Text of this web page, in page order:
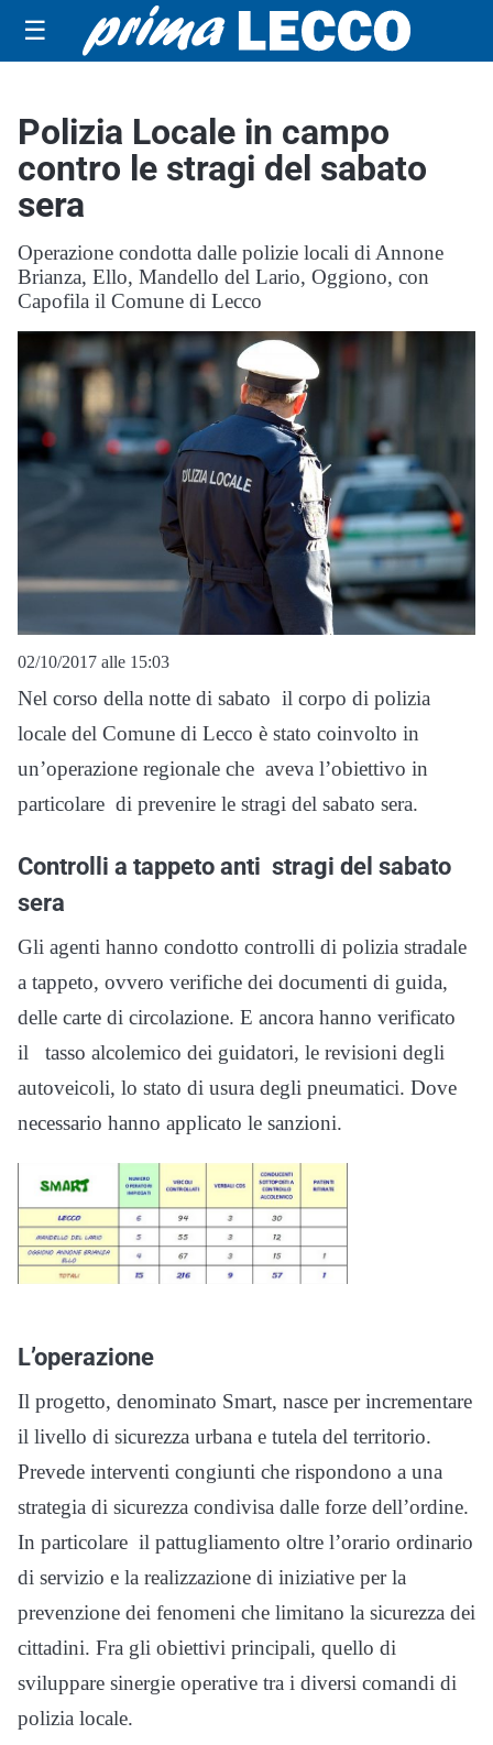
☰
Polizia Locale in campo
contro le stragi del sabato
sera
Operazione condotta dalle polizie locali di Annone
Brianza, Ello, Mandello del Lario, Oggiono, con
Capofila il Comune di Lecco
02/10/2017 alle 15:03
Nel corso della notte di sabato il corpo di polizia
locale del Comune di Lecco è stato coinvolto in
un’operazione regionale che aveva l’obiettivo in
particolare di prevenire le stragi del sabato sera.
Controlli a tappeto anti stragi del sabato
sera
Gli agenti hanno condotto controlli di polizia stradale
a tappeto, ovvero verifiche dei documenti di guida,
delle carte di circolazione. E ancora hanno verificato
il tasso alcolemico dei guidatori, le revisioni degli
autoveicoli, lo stato di usura degli pneumatici. Dove
necessario hanno applicato le sanzioni.
L’operazione
Il progetto, denominato Smart, nasce per incrementare
il livello di sicurezza urbana e tutela del territorio.
Prevede interventi congiunti che rispondono a una
strategia di sicurezza condivisa dalle forze dell’ordine.
In particolare il pattugliamento oltre l’orario ordinario
di servizio e la realizzazione di iniziative per la
prevenzione dei fenomeni che limitano la sicurezza dei
cittadini. Fra gli obiettivi principali, quello di
sviluppare sinergie operative tra i diversi comandi di
polizia locale.